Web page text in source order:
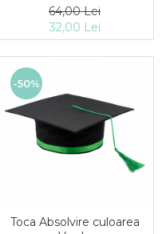
64,00 Lei
32,00 Lei
-50%
Toca Absolvire culoarea